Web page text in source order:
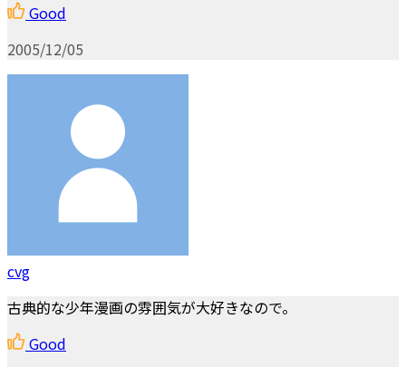
Good
2005/12/05
cvg
古典的な少年漫画の雰囲気が大好きなので。
Good